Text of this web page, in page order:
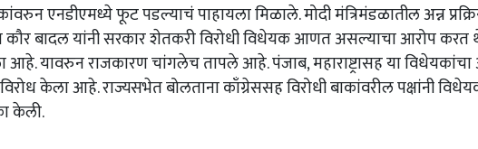
एनडीएमध्ये फूट पडल्याचं पाहायला मिळाले. मोदी मंत्रिमंडळातील अन्न
कौर बादल यांनी सरकार शेतकरी विरोधी विधेयक आणत असल्याचा आरोप करत
आहे. यावरुन राजकारण चांगलेच तापले आहे. पंजाब, महाराष्ट्रासह या
विरोध केला आहे. राज्यसभेत बोलताना काँग्रेससह विरोधी बाकांवरील पक्षांनी
केली.